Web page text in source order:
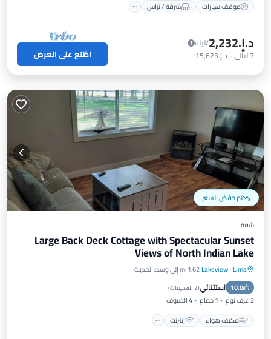
موقف سيارات
شرفة / تراس
د.إ.‏2,232
/ليلة
7ليالي- د.إ.‏15,623 اطّلع على العرض
تم خفض السعر
شقة
Large Back Deck Cottage with Spectacular Sunset
Views of North Indian Lake
Lima
·
Lakeview1.62 mi إلى وسط المدينة
10.0 استثنائي(2 التعليقات )
2 غرف نوم 1 حمام
4 الضيوف
مكيف هواء
إنترنت
مكيف هواء
إنترنت
مناسب للحيوانات الأليفة